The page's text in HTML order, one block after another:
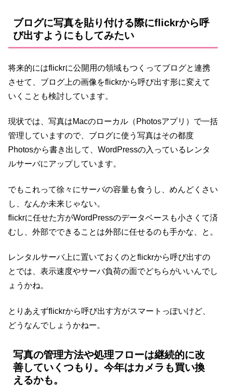
ブログに写真を貼り付ける際にflickrから呼
び出すようにもしてみたい
将来的にはflickrに公開用の領域もつくってブログと連携
させて、ブログ上の画像をflickrから呼び出す形に変えて
いくことも検討しています。
現状では、写真はMacのローカル（Photosアプリ）で一括
管理していますので、ブログに使う写真はその都度
Photosから書き出して、WordPressの入っているレンタ
ルサーバにアップしています。
でもこれって徐々にサーバの容量も食うし、めんどくさい
し、なんか未来じゃない。
flickrに任せた方がWordPressのデータベースも小さくて済
むし、外部でできることは外部に任せるのも手かな、と。
レンタルサーバ上に置いておくのとflickrから呼び出すの
とでは、表示速度やサーバ負荷の面でどちらがいいんでし
ょうかね。
とりあえずflickrから呼び出す方がスマートっぽいけど、
どうなんでしょうかねー。
写真の管理方法や処理フローは継続的に改
善していくつもり。今年はカメラも買い換
えるかも。